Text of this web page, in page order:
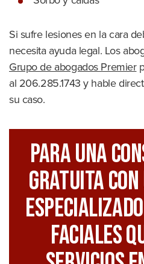
Si sufre lesiones en la cara
necesita ayuda legal. Los
Grupo de abogados Premier
al 206.285.1743 y hable
su caso.
Para Una
GRATUITA
Faciales